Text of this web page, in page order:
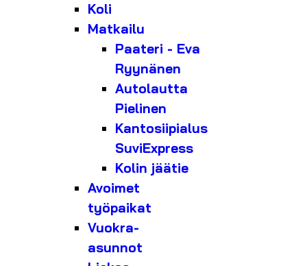
Koli
Matkailu
Paateri - Eva
Ryynänen
Autolautta
Pielinen
Kantosiipialus
SuviExpress
Kolin jäätie
Avoimet
työpaikat
Vuokra-
asunnot